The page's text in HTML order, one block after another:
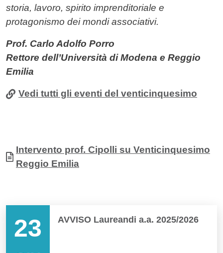
storia, lavoro, spirito imprenditoriale e
protagonismo dei mondi associativi.
Prof. Carlo Adolfo Porro
Rettore dell’Università di Modena e Reggio
Emilia
Vedi tutti gli eventi del venticinquesimo
Allegati
Documento
Intervento prof. Cipolli su Venticinquesimo
Reggio Emilia
23 AVVISO Laureandi a.a. 2025/2026